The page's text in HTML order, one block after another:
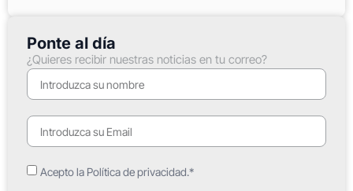
Ponte al día
¿Quieres recibir nuestras noticias en tu correo?
Acepto la Política de privacidad.*